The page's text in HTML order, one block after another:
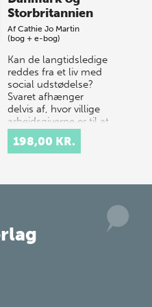
onsdag den
Storbritannien
AfCathie Jo Martin
(bog + e-bog)
Kan de langtidsledige
reddes fra et liv med
social udstødelse?
Svaret afhænger
delvis af, hvor villige
arbejdsgiverne er til at
"akti…
198,00 KR.